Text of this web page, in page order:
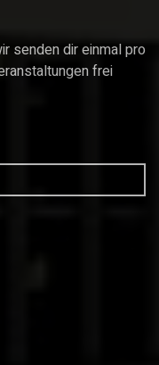
senden dir einmal pro
frei